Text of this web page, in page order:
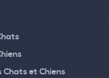
Chats et Chiens